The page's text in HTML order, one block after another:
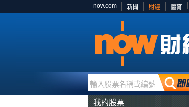
now.com 新聞 財經 體育
輸入股票名稱或編號
我的股票